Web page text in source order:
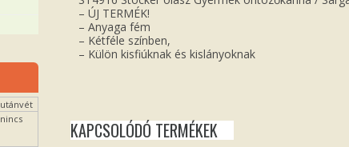
– ÚJ TERMÉK!
– Anyaga fém
– Kétféle színben,
– Külön kisfiúknak és kislányoknak
KAPCSOLÓDÓ TERMÉKEK
utánvét
nincs